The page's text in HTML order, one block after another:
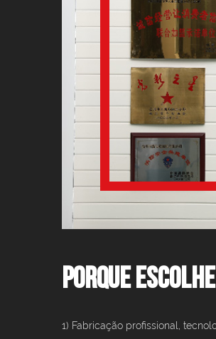
Porque
1) Fabricação profissional,